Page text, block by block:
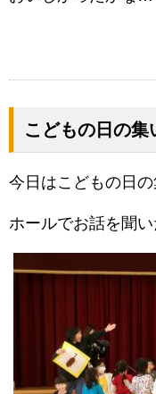
こどもの日の集
今日はこどもの日の
ホールでお話を聞